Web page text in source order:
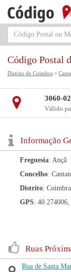
Código Postal
Distrito de Coimbra >
3060-
Válido
Informação
Freguesia: Ançã
Concelho:
Distrito: Coimbra
GPS:
Ruas
Rua de Santa